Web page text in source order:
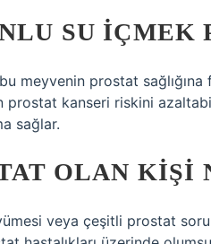
SU IÇMEK
meyvenin prostat
prostat kanseri riskini
sağlar.
OLAN KIŞI
veya çeşitli prostat